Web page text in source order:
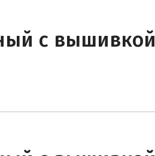
с вышивкой